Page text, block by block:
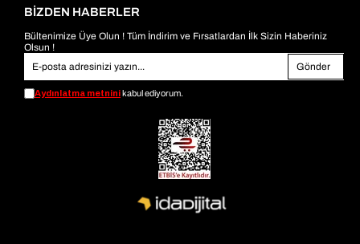
BİZDEN HABERLER
Bültenimize Üye Olun ! Tüm İndirim ve Fırsatlardan İlk Sizin Haberiniz
Olsun !
Gönder
Aydınlatma metninikabul ediyorum.